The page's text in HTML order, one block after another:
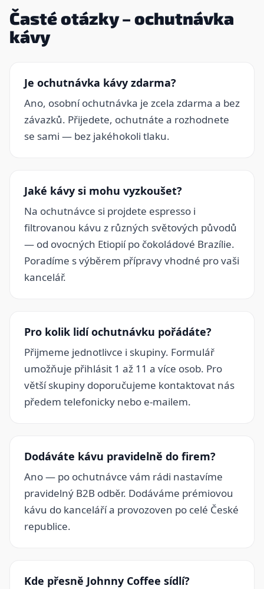
Časté otázky – ochutnávka
kávy
Je ochutnávka kávy zdarma?
Ano, osobní ochutnávka je zcela zdarma a bez
závazků. Přijedete, ochutnáte a rozhodnete
se sami — bez jakéhokoli tlaku.
Jaké kávy si mohu vyzkoušet?
Na ochutnávce si projdete espresso i
filtrovanou kávu z různých světových původů
— od ovocných Etiopií po čokoládové Brazílie.
Poradíme s výběrem přípravy vhodné pro vaši
kancelář.
Pro kolik lidí ochutnávku pořádáte?
Přijmeme jednotlivce i skupiny. Formulář
umožňuje přihlásit 1 až 11 a více osob. Pro
větší skupiny doporučujeme kontaktovat nás
předem telefonicky nebo e-mailem.
Dodáváte kávu pravidelně do firem?
Ano — po ochutnávce vám rádi nastavíme
pravidelný B2B odběr. Dodáváme prémiovou
kávu do kanceláří a provozoven po celé České
republice.
Kde přesně Johnny Coffee sídlí?